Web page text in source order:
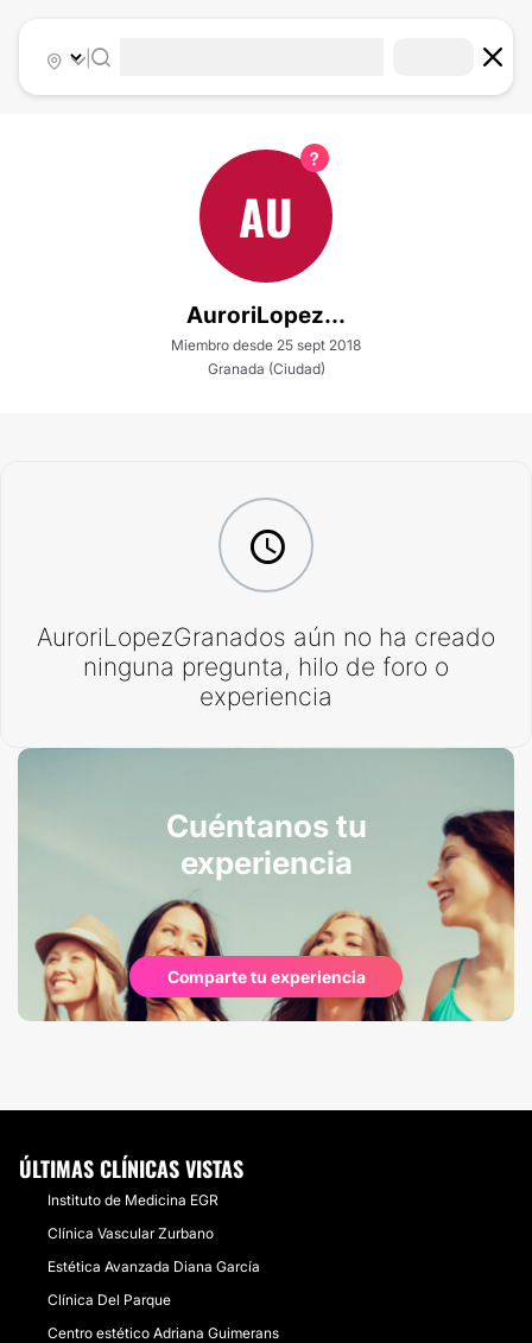
|
AU
AuroriLopez...
Miembro desde 25 sept 2018
Granada (Ciudad)
AuroriLopezGranados aún no ha creado
ninguna pregunta, hilo de foro o
experiencia
Cuéntanos tu
experiencia
Comparte tu experiencia
ÚLTIMAS CLÍNICAS VISTAS
Instituto de Medicina EGR
Clínica Vascular Zurbano
Estética Avanzada Diana García
Clínica Del Parque
Centro estético Adriana Guimerans